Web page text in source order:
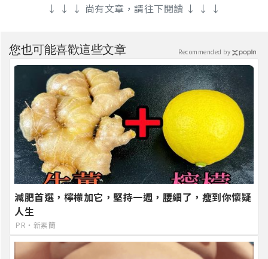
↓ ↓ ↓ 尚有文章，請往下閱讀 ↓ ↓ ↓
您也可能喜歡這些文章
減肥首選，檸檬加它，堅持一週，腰細了，瘦到你懷疑
人生
PR・新素簡
Recommended by